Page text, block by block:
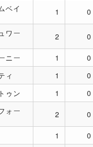
ベイ 1 0
ワー 2 0
ニー 1 0
ィ
1 0
ゥン
1 0
ォー
2 0
1 0